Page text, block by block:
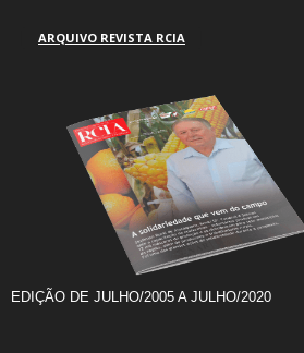
ARQUIVO REVISTA RCIA
EDIÇÃO DE JULHO/2005 A JULHO/2020